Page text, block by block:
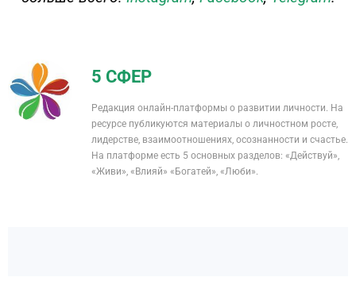
5 СФЕР
Редакция онлайн-платформы о развитии личности. На
ресурсе публикуются материалы о личностном росте,
лидерстве, взаимоотношениях, осознанности и счастье.
На платформе есть 5 основных разделов: «Действуй»,
«Живи», «Влияй» «Богатей», «Люби».